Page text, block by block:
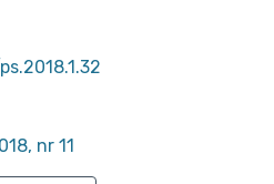
nr 11